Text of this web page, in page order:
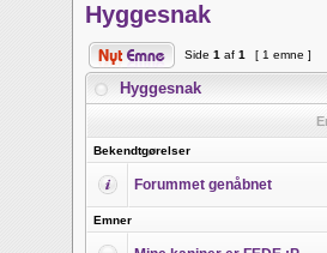
Hyggesnak
Side 1 af 1 [ 1 emne ]
Hyggesnak
Bekendtgørelser
Forummet genåbnet
Emner